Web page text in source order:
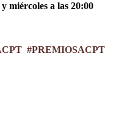
miércoles a las 20:00
#PREMIOSACPT